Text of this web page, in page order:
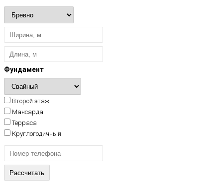
Фундамент
Второй этаж
Мансарда
Терраса
Круглогодичный